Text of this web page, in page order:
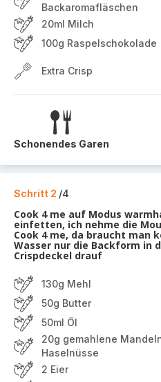
Backaromafläschen
20ml Milch
100g Raspelschokolade
Extra Crisp
Schonendes Garen
Schritt 2 /4
Cook 4 me auf Modus
einfetten, ich nehme die
Cook 4 me, da braucht man
Wasser nur die Backform in
Crispdeckel drauf
130g Mehl
50g Butter
50ml Öl
20g gemahlene
Haselnüsse
2 Eier